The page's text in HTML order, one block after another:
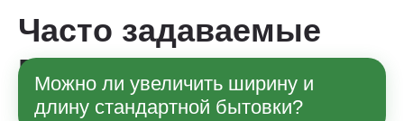
Часто задаваемые
вопросы
Можно ли увеличить ширину и
длину стандартной бытовки?